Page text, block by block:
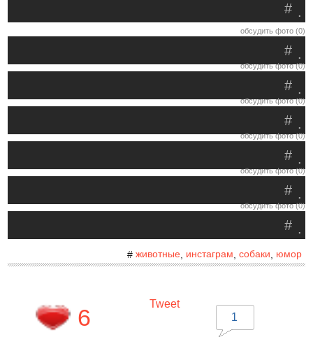
.
#
обсудить фото (0)
.
#
обсудить фото (0)
.
#
обсудить фото (0)
.
#
обсудить фото (0)
.
#
обсудить фото (0)
.
#
обсудить фото (0)
.
#
# животные, инстаграм собаки юмор
6
Tweet
1